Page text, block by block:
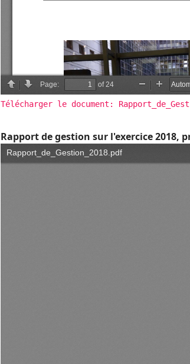
Télécharger le document:
Rapport de gestion sur l'exercice 2018,